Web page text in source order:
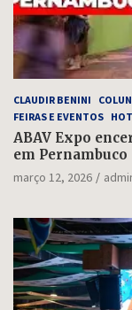
CLAUDIR BENINI
FEIRAS E EVENTOS
ABAV Expo
em Pernambuco
março 12, 2026